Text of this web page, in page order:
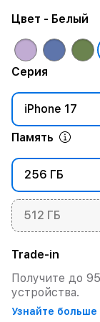
Серия
iPhone 17
Память
256 ГБ
512 ГБ
Цвет - Белый
Trade-in
Получите до
устройства.
Узнайте больше